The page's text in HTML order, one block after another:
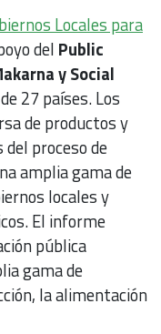
Locales para
del Public
y Social
27 países. Los
de productos y
proceso de
amplia gama de
locales y
El informe
pública
gama de
la alimentación